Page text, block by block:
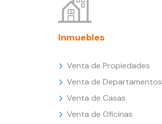
Inmuebles
Venta de Propiedades
Venta de Departamentos
Venta de Casas
Venta de Oficinas